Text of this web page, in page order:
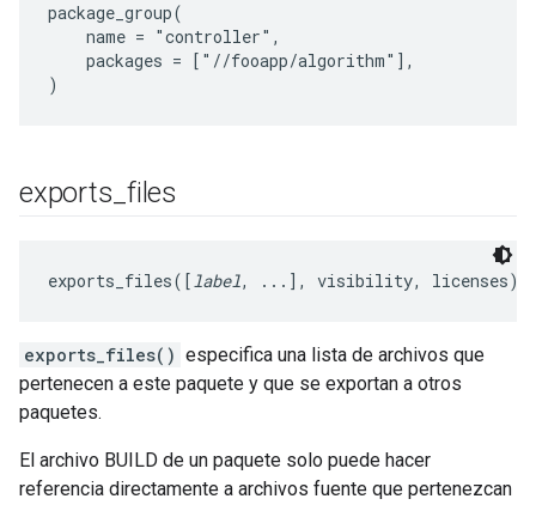
package_group(
    name = "controller",
    packages = ["//fooapp/algorithm"],
exports _files
exports_files([label, ...], visibility, licenses)
exports_files() especifica una lista de archivos que
pertenecen a este paquete y que se exportan a otros
paquetes.
El archivo BUILD de un paquete solo puede hacer
referencia directamente a archivos fuente que pertenezcan